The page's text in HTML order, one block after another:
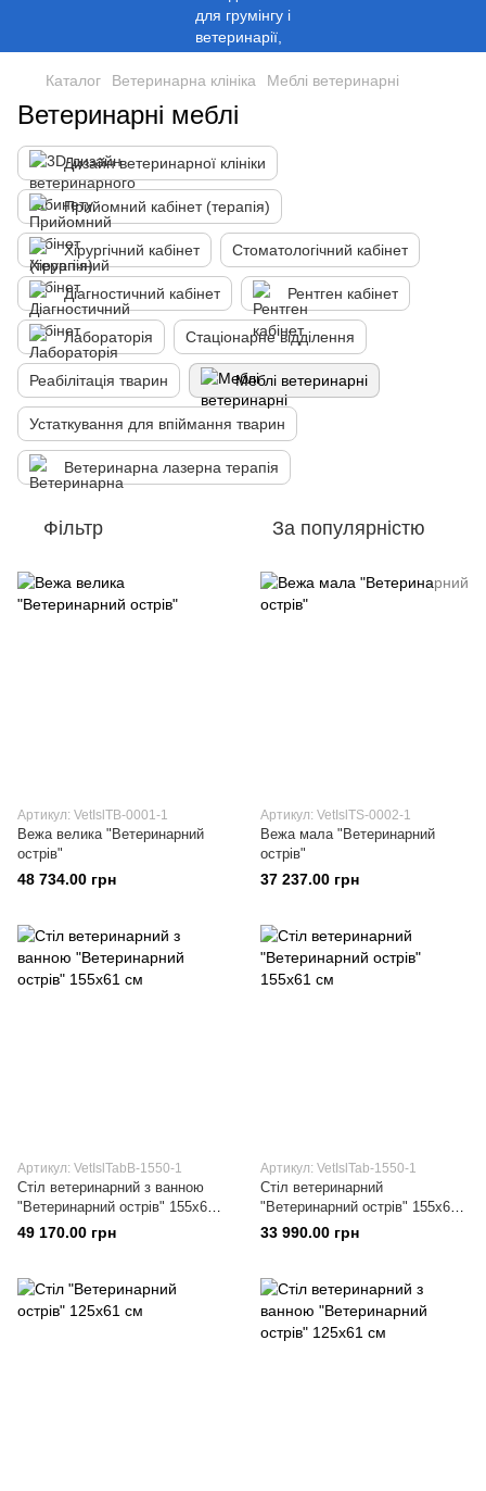
Каталог Ветеринарна клініка Меблі ветеринарні
Ветеринарні меблі
Дизайн ветеринарної клініки
Прийомний кабінет (терапія)
Хірургічний кабінет Стоматологічний кабінет
Діагностичний кабінет Рентген кабінет
Лабораторія Стаціонарне відділення
Реабілітація тварин Меблі ветеринарні
Устаткування для впіймання тварин
Ветеринарна лазерна терапія
Фільтр За популярністю
Артикул: VetIslTB-0001-1
Вежа велика "Ветеринарний
острів"
48 734.00 грн
Артикул: VetIslTS-0002-1
Вежа мала "Ветеринарний
острів"
37 237.00 грн
Артикул: VetIslTabВ-1550-1
Стіл ветеринарний з ванною
"Ветеринарний острів" 155х61
см
49 170.00 грн
Артикул: VetIslTab-1550-1
Стіл ветеринарний
"Ветеринарний острів" 155х61
см
33 990.00 грн